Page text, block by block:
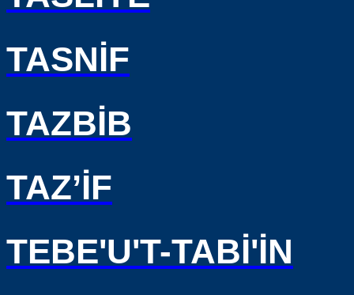
TASNİF
TAZBİB
TAZ’İF
TEBE'U'T-TABİ'İN